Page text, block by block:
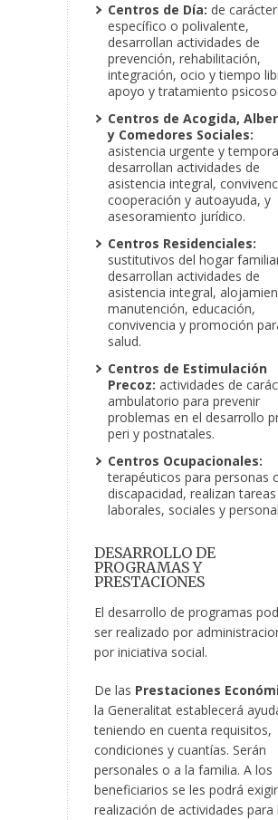
Centros de Día: de carácter
específico o polivalente,
desarrollan actividades de
prevención, rehabilitación,
integración, ocio y tiempo
apoyo y tratamiento
Centros de Acogida,
y Comedores Sociales:
asistencia urgente y
desarrollan actividades de
asistencia integral,
cooperación y autoayuda, y
asesoramiento jurídico.
Centros Residenciales:
sustitutivos del hogar
desarrollan actividades de
asistencia integral,
manutención, educación,
convivencia y promoción
salud.
Centros de Estimulación
Precoz: actividades de
ambulatorio para prevenir
problemas en el desarrollo
peri y postnatales.
Centros Ocupacionales:
terapéuticos para personas
discapacidad, realizan tareas
laborales, sociales y
DESARROLLO DE
PROGRAMAS Y
PRESTACIONES
El desarrollo de programas
ser realizado por
por iniciativa social.
De las Prestaciones
la Generalitat establecerá
teniendo en cuenta requisitos,
condiciones y cuantías. Serán
personales o a la familia. A los
beneficiarios se les podrá
realización de actividades para